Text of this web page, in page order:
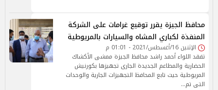
محافظ الجيزة يقرر توقيع غرامات على الشركة
المنفذة لكباري المشاه والسيارات بالمريوطية
الإثنين 16/أغسطس/2021 - 01:01 م
تفقد اللواء أحمد راشد محافظ الجيزة ممشى الأكشاك
الحضارية والمطاعم الجديدة الجارى تجهيزها بكورنيش
المريوطية حيث تابع المحافظ التجهيزات الجارية والوحدات
التى تم…